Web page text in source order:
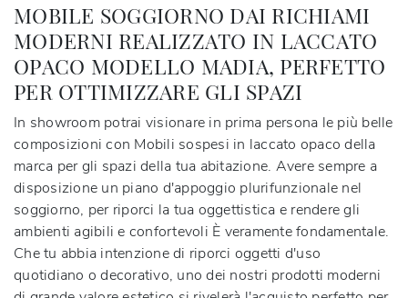
MOBILE SOGGIORNO DAI RICHIAMI
MODERNI REALIZZATO IN LACCATO
OPACO MODELLO MADIA, PERFETTO
PER OTTIMIZZARE GLI SPAZI
In showroom potrai visionare in prima persona le più belle
composizioni con Mobili sospesi in laccato opaco della
marca per gli spazi della tua abitazione. Avere sempre a
disposizione un piano d'appoggio plurifunzionale nel
soggiorno, per riporci la tua oggettistica e rendere gli
ambienti agibili e confortevoli È veramente fondamentale.
Che tu abbia intenzione di riporci oggetti d'uso
quotidiano o decorativo, uno dei nostri prodotti moderni